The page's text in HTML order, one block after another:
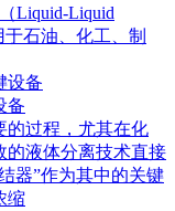
Liquid-Liquid
石油、化工、制
备
的过程，尤其在化
的液体分离技术直接
器”作为其中的关键
缩